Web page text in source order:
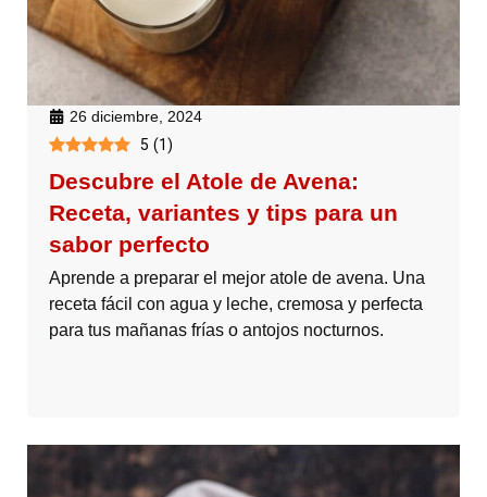
26 diciembre, 2024
5 (1)
Descubre el Atole de Avena:
Receta, variantes y tips para un
sabor perfecto
Aprende a preparar el mejor atole de avena. Una
receta fácil con agua y leche, cremosa y perfecta
para tus mañanas frías o antojos nocturnos.